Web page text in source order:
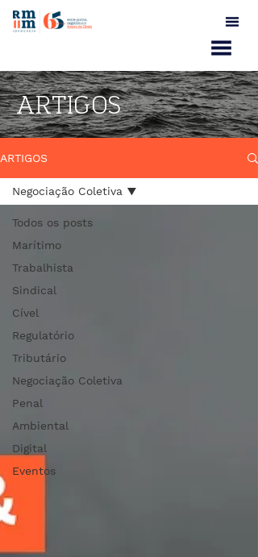
ARTIGOS
ARTIGOS
Todos os posts
Marítimo
Trabalhista
Sindical
Cível
Regulatório
Tributário
Negociação Coletiva
Penal
Ambiental
Digital
Eventos
Negociação Coletiva